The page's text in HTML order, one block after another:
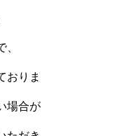
おりま
場合が